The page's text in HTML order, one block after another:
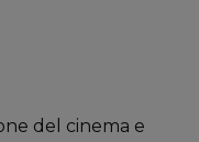
del cinema e